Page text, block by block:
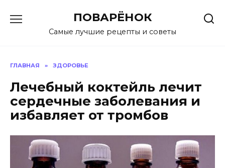
содержанию
ПОВАРЁНОК
Самые лучшие рецепты и советы
ГЛАВНАЯ » ЗДОРОВЬЕ
Лечебный коктейль лечит
сердечные заболевания и
избавляет от тромбов